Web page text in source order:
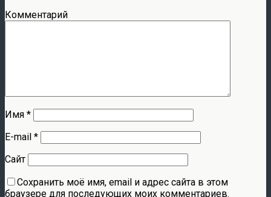
Комментарий
Имя *
E-mail *
Сайт
Сохранить моё имя, email и адрес сайта в этом
браузере для последующих моих комментариев.